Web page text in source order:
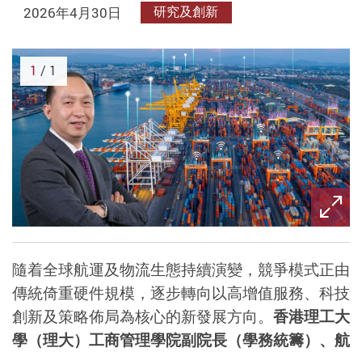
2026年4月30日 研究及創新
1 / 1
隨着全球航運及物流生態持續演變，競爭模式正由
傳統倚重硬件規模，逐步轉向以高增值服務、科技
創新及策略佈局為核心的新發展方向。 香港理工大
學（理大）工商管理學院副院長（學務統籌）、航